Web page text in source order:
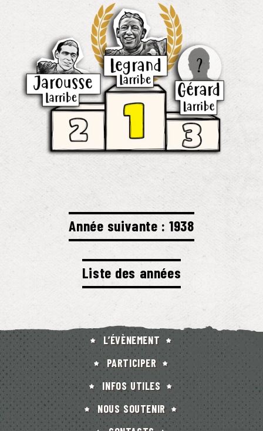
Année suivante : 1938
Liste des années
L’ÉVÈNEMENT
PARTICIPER
INFOS UTILES
NOUS SOUTENIR